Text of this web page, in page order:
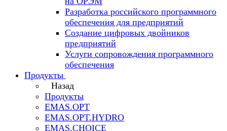
Разработка российского программного
обеспечения для предприятий
Создание цифровых двойников
предприятий
Услуги сопровождения программного
обеспечения
Продукты
Назад
Продукты
EMAS.OPT
EMAS.OPT.HYDRO
EMAS.CHOICE